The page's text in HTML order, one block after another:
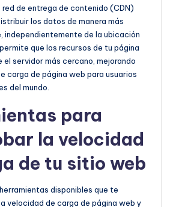
red de entrega de contenido (CDN)
los datos de manera más
independientemente de la ubicación
que los recursos de tu página
el servidor más cercano, mejorando
carga de página web para usuarios
del mundo.
para
la velocidad
de tu sitio web
disponibles que te
velocidad de carga de página web y